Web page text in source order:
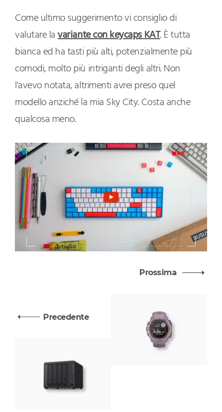
Come ultimo suggerimento vi consiglio di
valutare lavariante con keycaps KAT. È tutta
bianca ed ha tasti più alti, potenzialmente più
comodi, molto più intriganti degli altri. Non
l'avevo notata, altrimenti avrei preso quel
modello anziché la mia Sky City. Costa anche
qualcosa meno.
Precedente
Prossima